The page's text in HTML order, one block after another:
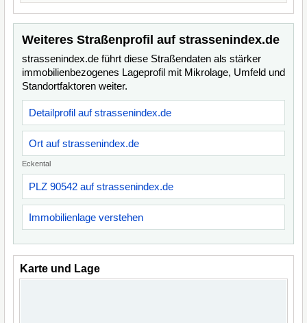
Weiteres Straßenprofil auf strassenindex.de
strassenindex.de führt diese Straßendaten als stärker
immobilienbezogenes Lageprofil mit Mikrolage, Umfeld und
Standortfaktoren weiter.
Detailprofil auf strassenindex.de
Ort auf strassenindex.de
Eckental
PLZ 90542 auf strassenindex.de
Immobilienlage verstehen
Karte und Lage